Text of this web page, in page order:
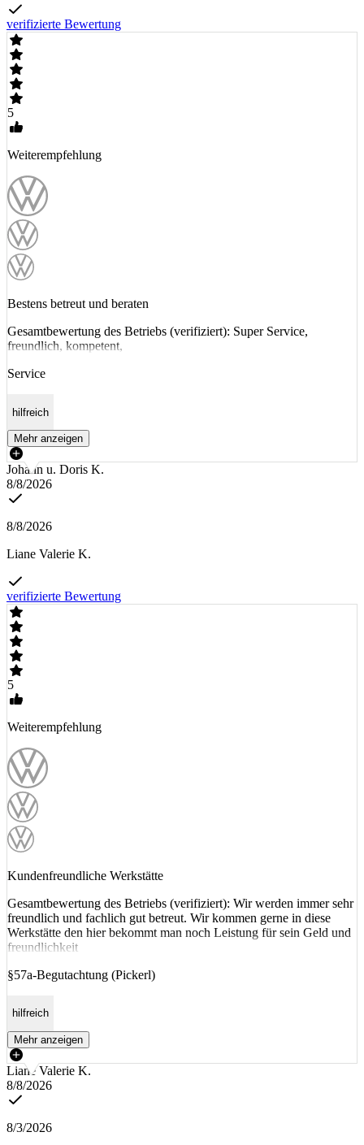
verifizierte Bewertung
5
Weiterempfehlung
Bestens betreut und beraten
Gesamtbewertung des Betriebs (verifiziert): Super Service,
freundlich, kompetent,
Service
hilfreich
Mehr anzeigen
Johann u. Doris K.
8/8/2026
8/8/2026
Liane Valerie K.
verifizierte Bewertung
5
Weiterempfehlung
Kundenfreundliche Werkstätte
Gesamtbewertung des Betriebs (verifiziert): Wir werden immer sehr
freundlich und fachlich gut betreut. Wir kommen gerne in diese
Werkstätte den hier bekommt man noch Leistung für sein Geld und
freundlichkeit
§57a-Begutachtung (Pickerl)
hilfreich
Mehr anzeigen
Liane Valerie K.
8/8/2026
8/3/2026